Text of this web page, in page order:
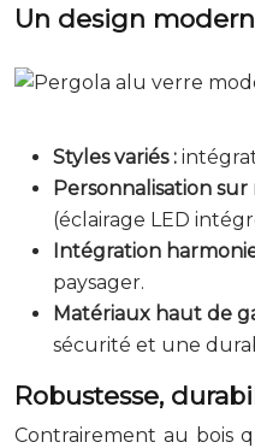
Un design
Styles variés :
Personnalisation sur
(éclairage LED
Intégration
paysager.
Matériaux haut de
sécurité et une
Robustesse,
Contrairement au bois